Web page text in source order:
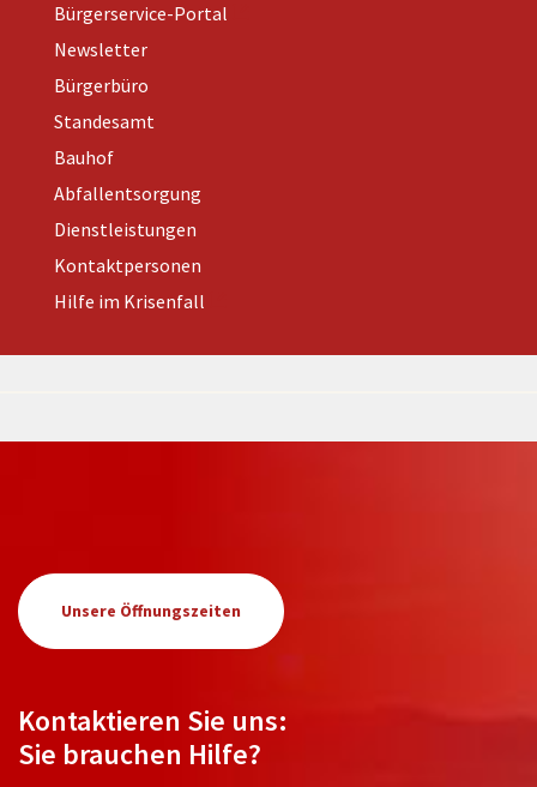
Bürgerservice-Portal
Newsletter
Bürgerbüro
Standesamt
Bauhof
Abfallentsorgung
Dienstleistungen
Kontaktpersonen
Hilfe im Krisenfall
Unsere Öffnungszeiten
Kontaktieren Sie uns:
Sie brauchen Hilfe?